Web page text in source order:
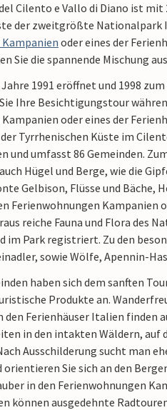
Cilento e Vallo di Diano ist mit
der zweitgrößte Nationalpark
oder eines der
Sie die spannende Mischung
1991 eröffnet und 1998
Ihre Besichtigungstour
oder eines der
Tyrrhenischen Küste im
und umfasst 86 Gemeinden.
Hügel und Berge, wie die
Gelbison, Flüsse und Bäche,
Ferienwohnungen Kampanien
reiche Fauna und Flora des
im Park registriert. Zu den
sowie Wölfe, Apennin-
haben sich dem sanften
Produkte an.
den Ferienhäuser Italien finden
in den intakten Wäldern, auf
Ausschilderung sucht man
Sie sich an den
in den Ferienwohnungen
können ausgedehnte